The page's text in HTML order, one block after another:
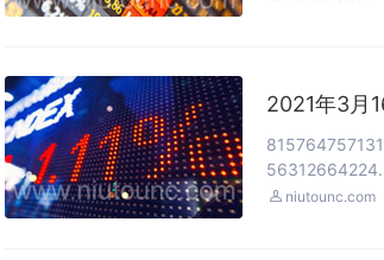
2021年3月
 niutounc.com